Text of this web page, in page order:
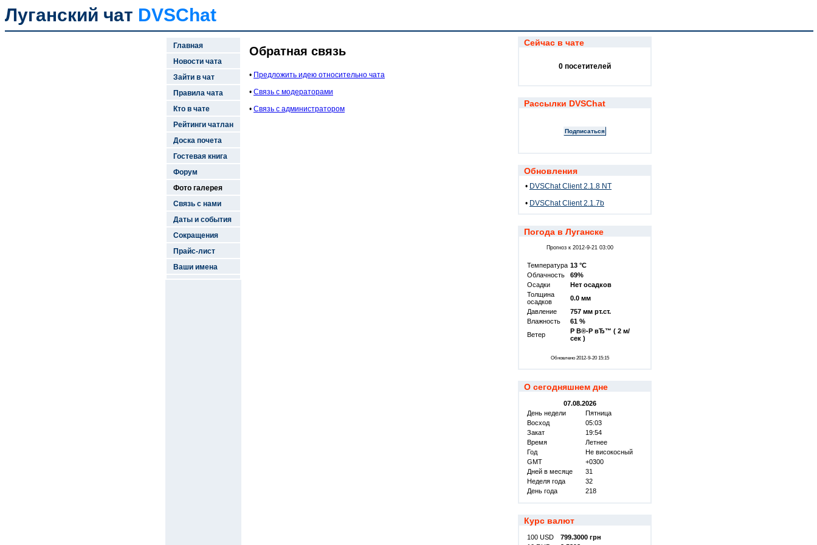
Луганский чат DVSChat
Главная
Новости чата
Зайти в чат
Правила чата
Кто в чате
Рейтинги чатлан
Доска почета
Гостевая книга
Форум
Фото галерея
Связь с нами
Даты и события
Сокращения
Прайс-лист
Ваши имена
Обратная связь
• Предложить идею относительно чата
• Связь с модераторами
• Связь с администратором
Сейчас в чате
0 посетителей
Рассылки DVSChat
Обновления
• DVSChat Client 2.1.8 NT
• DVSChat Client 2.1.7b
Погода в Луганске
Прогноз к 2012-9-21 03:00
Температура 13 °C
Облачность
69%
Осадки
Нет осадков
Толщина
осадков
0.0 мм
Давление
757 мм рт.ст.
Влажность
61 %
Ветер
Р В®-Р вЂ™ ( 2 м/
сек )
Обновлено 2012-9-20 15:15
О сегодняшнем дне
07.08.2026
День недели
Пятница
Восход
05:03
Закат
19:54
Время
Летнее
Год
Не високосный
GMT
+0300
Дней в месяце
31
Неделя года
32
День года
218
Курс валют
100 USD
799.3000 грн